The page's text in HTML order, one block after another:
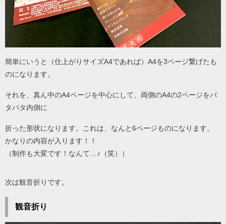
簡単にいうと（仕上がりサイズA4であれば）A4を3ページ繋げたも
のになります。
それを、真ん中のA4ページを中心にして、両側のA4の2ページをパ
タパタ内側に
折った形状になります。これは、なんと6ページものになります。
かなりの内容が入ります！！
（制作も大変です！なんて…♪（笑））
次は観音折りです。
観音折り